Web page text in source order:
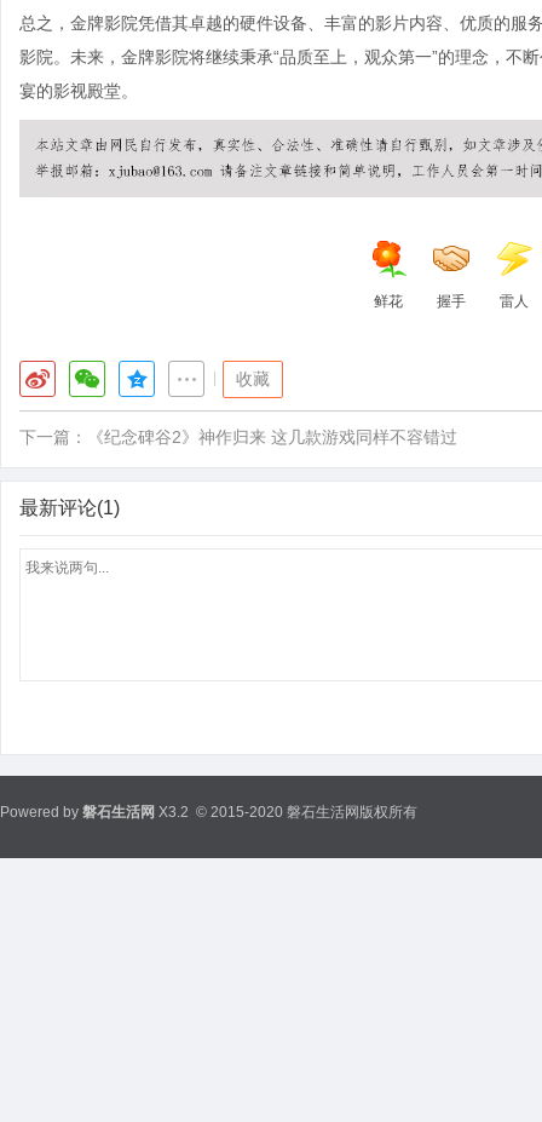
总之，金牌影院凭借其卓越的硬件设备、丰富的影片内容、优质的
影院。未来，金牌影院将继续秉承“品质至上，观众第一”的理念，不
宴的影视殿堂。
鲜花 握手 雷人
收藏
下一篇： 《纪念碑谷2》神作归来 这几款游戏同样不容错过
最新评论(1)
Powered by 磐石生活网 X3.2 © 2015-2020 磐石生活网版权所有